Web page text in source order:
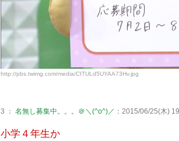
http://pbs.twimg.com/media/CITULd5UYAA73Hv.jpg
3 ： 名無し募集中。。。＠＼(^o^)／ ：2015/06/25(木)
小学４年生か